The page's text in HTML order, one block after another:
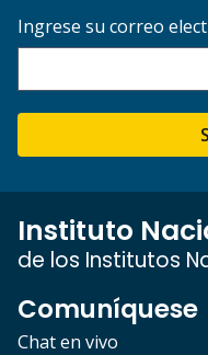
Ingrese su correo
Instituto
de los Institutos
Comuníquese
Chat en vivo